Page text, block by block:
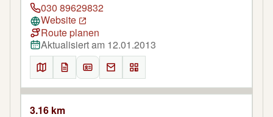
030 89629832
Website
Route planen
Aktualisiert am 12.01.2013
3.16 km